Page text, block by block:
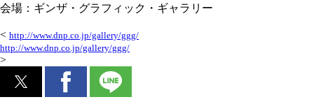
会場：ギンザ・グラフィック・ギャラリー
< http://www.dnp.co.jp/gallery/ggg/
http://www.dnp.co.jp/gallery/ggg/
>